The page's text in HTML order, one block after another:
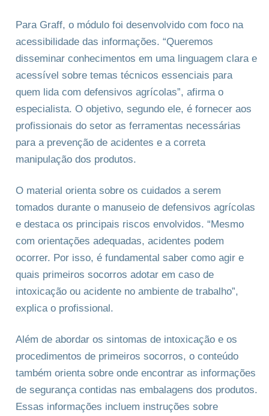
Para Graff, o módulo foi desenvolvido com foco na
acessibilidade das informações. “Queremos
disseminar conhecimentos em uma linguagem clara e
acessível sobre temas técnicos essenciais para
quem lida com defensivos agrícolas”, afirma o
especialista. O objetivo, segundo ele, é fornecer aos
profissionais do setor as ferramentas necessárias
para a prevenção de acidentes e a correta
manipulação dos produtos.
O material orienta sobre os cuidados a serem
tomados durante o manuseio de defensivos agrícolas
e destaca os principais riscos envolvidos. “Mesmo
com orientações adequadas, acidentes podem
ocorrer. Por isso, é fundamental saber como agir e
quais primeiros socorros adotar em caso de
intoxicação ou acidente no ambiente de trabalho”,
explica o profissional.
Além de abordar os sintomas de intoxicação e os
procedimentos de primeiros socorros, o conteúdo
também orienta sobre onde encontrar as informações
de segurança contidas nas embalagens dos produtos.
Essas informações incluem instruções sobre